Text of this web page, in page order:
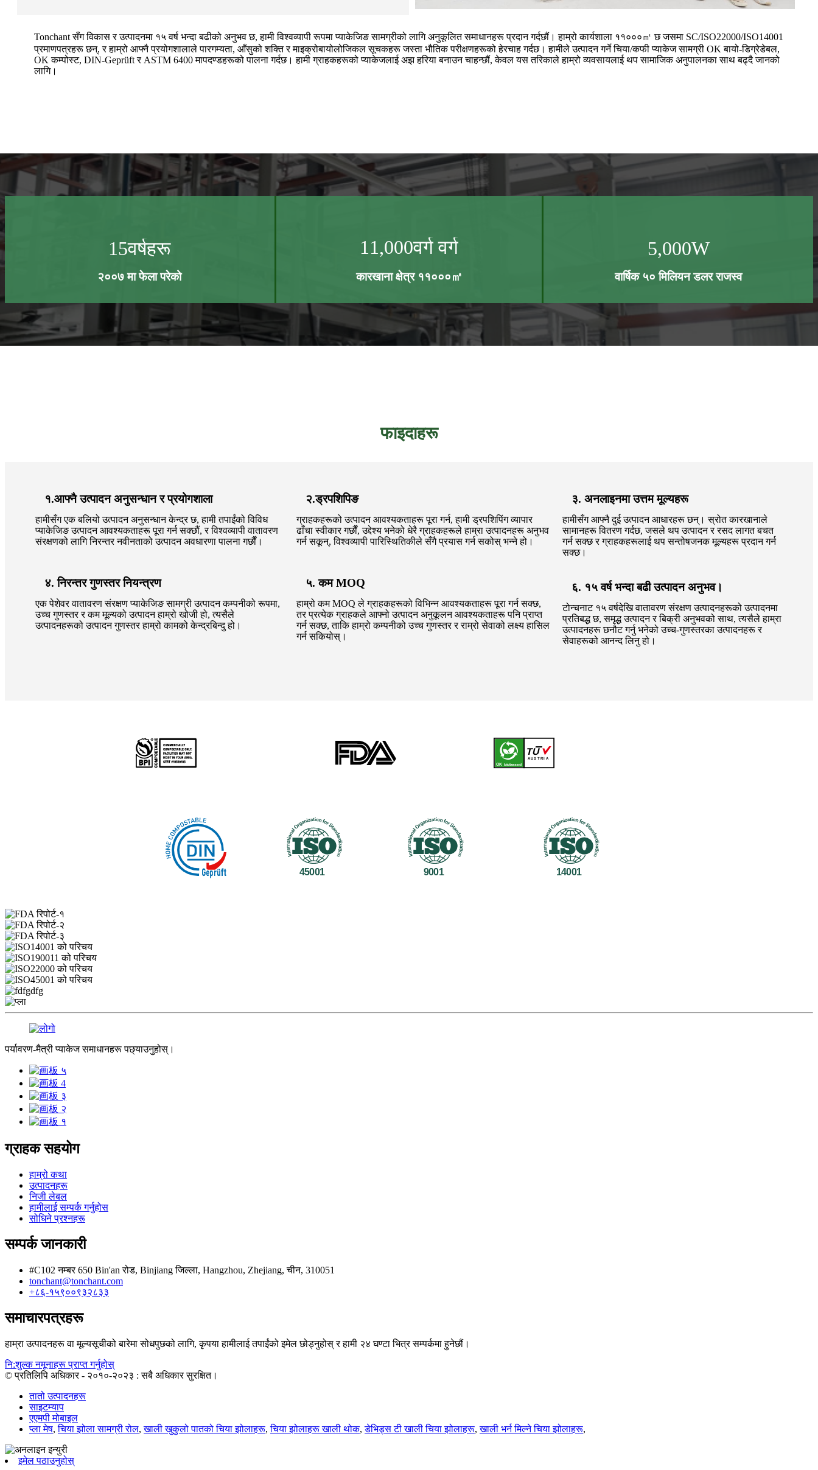
Tonchant सँग विकास र उत्पादनमा १५ वर्ष भन्दा बढीको अनुभव छ, हामी विश्वव्यापी रूपमा प्याकेजिङ सामग्रीको लागि अनुकूलित समाधानहरू प्रदान गर्दछौं। हाम्रो कार्यशाला ११०००㎡ छ जसमा SC/ISO22000/ISO14001
प्रमाणपत्रहरू छन्, र हाम्रो आफ्नै प्रयोगशालाले पारगम्यता, आँसुको शक्ति र माइक्रोबायोलोजिकल सूचकहरू जस्ता भौतिक परीक्षणहरूको हेरचाह गर्दछ। हामीले उत्पादन गर्ने चिया/कफी प्याकेज सामग्री OK बायो-डिग्रेडेबल,
OK कम्पोस्ट, DIN-Geprüft र ASTM 6400 मापदण्डहरूको पालना गर्दछ। हामी ग्राहकहरूको प्याकेजलाई अझ हरिया बनाउन चाहन्छौं, केवल यस तरिकाले हाम्रो व्यवसायलाई थप सामाजिक अनुपालनका साथ बढ्दै जानको
लागि।
15वर्षहरू
२००७ मा फेला परेको
11,000वर्ग वर्ग
कारखाना क्षेत्र ११०००㎡
5,000W
वार्षिक ५० मिलियन डलर राजस्व
फाइदाहरू
१.आफ्नै उत्पादन अनुसन्धान र प्रयोगशाला
हामीसँग एक बलियो उत्पादन अनुसन्धान केन्द्र छ, हामी तपाईंको विविध
प्याकेजिङ उत्पादन आवश्यकताहरू पूरा गर्न सक्छौं, र विश्वव्यापी वातावरण
संरक्षणको लागि निरन्तर नवीनताको उत्पादन अवधारणा पालना गर्छौं।
२.ड्रपशिपिङ
ग्राहकहरूको उत्पादन आवश्यकताहरू पूरा गर्न, हामी ड्रपशिपिंग व्यापार
ढाँचा स्वीकार गर्छौं, उद्देश्य भनेको धेरै ग्राहकहरूले हाम्रा उत्पादनहरू अनुभव
गर्न सकून्, विश्वव्यापी पारिस्थितिकीले सँगै प्रयास गर्न सकोस् भन्ने हो।
३. अनलाइनमा उत्तम मूल्यहरू
हामीसँग आफ्नै दुई उत्पादन आधारहरू छन्। स्रोत कारखानाले
सामानहरू वितरण गर्दछ, जसले थप उत्पादन र रसद लागत बचत
गर्न सक्छ र ग्राहकहरूलाई थप सन्तोषजनक मूल्यहरू प्रदान गर्न
सक्छ।
४. निरन्तर गुणस्तर नियन्त्रण
एक पेशेवर वातावरण संरक्षण प्याकेजिङ सामग्री उत्पादन कम्पनीको रूपमा,
उच्च गुणस्तर र कम मूल्यको उत्पादन हाम्रो खोजी हो, त्यसैले
उत्पादनहरूको उत्पादन गुणस्तर हाम्रो कामको केन्द्रबिन्दु हो।
५. कम MOQ
हाम्रो कम MOQ ले ग्राहकहरूको विभिन्न आवश्यकताहरू पूरा गर्न सक्छ,
तर प्रत्येक ग्राहकले आफ्नो उत्पादन अनुकूलन आवश्यकताहरू पनि प्राप्त
गर्न सक्छ, ताकि हाम्रो कम्पनीको उच्च गुणस्तर र राम्रो सेवाको लक्ष्य हासिल
गर्न सकियोस्।
६. १५ वर्ष भन्दा बढी उत्पादन अनुभव।
टोन्चनाट १५ वर्षदेखि वातावरण संरक्षण उत्पादनहरूको उत्पादनमा
प्रतिबद्ध छ, समृद्ध उत्पादन र बिक्री अनुभवको साथ, त्यसैले हाम्रा
उत्पादनहरू छनौट गर्नु भनेको उच्च-गुणस्तरका उत्पादनहरू र
सेवाहरूको आनन्द लिनु हो।
पर्यावरण-मैत्री प्याकेज समाधानहरू पछ्याउनुहोस्।
ग्राहक सहयोग
हाम्रो कथा
उत्पादनहरू
निजी लेबल
हामीलाई सम्पर्क गर्नुहोस
सोधिने प्रश्नहरू
सम्पर्क जानकारी
#C102 नम्बर 650 Bin'an रोड, Binjiang जिल्ला, Hangzhou, Zhejiang, चीन, 310051
tonchant@tonchant.com
+८६-१५९००९३२८३३
समाचारपत्रहरू
हाम्रा उत्पादनहरू वा मूल्यसूचीको बारेमा सोधपुछको लागि, कृपया हामीलाई तपाईंको इमेल छोड्नुहोस् र हामी २४ घण्टा भित्र सम्पर्कमा हुनेछौं।
नि:शुल्क नमूनाहरू प्राप्त गर्नुहोस्
© प्रतिलिपि अधिकार - २०१०-२०२३ : सबै अधिकार सुरक्षित।
तातो उत्पादनहरू
साइटम्याप
एएमपी मोबाइल
प्ला मेष,चिया झोला सामग्री रोल,खाली खुकुलो पातको चिया झोलाहरू,चिया झोलाहरू खाली थोक,डेभिड्स टी खाली चिया झोलाहरू,खाली भर्न मिल्ने चिया झोलाहरू,
इमेल पठाउनुहोस्